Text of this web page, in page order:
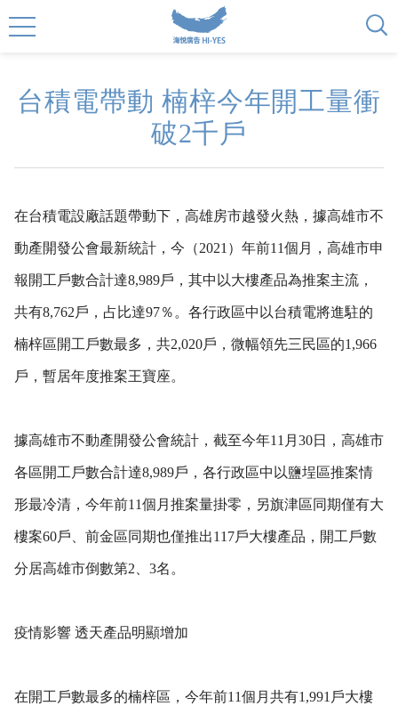
台積電帶動 楠梓今年開工量衝
破2千戶
在台積電設廠話題帶動下，高雄房市越發火熱，據高雄市不
動產開發公會最新統計，今（2021）年前11個月，高雄市申
報開工戶數合計達8,989戶，其中以大樓產品為推案主流，
共有8,762戶，占比達97％。各行政區中以台積電將進駐的
楠梓區開工戶數最多，共2,020戶，微幅領先三民區的1,966
戶，暫居年度推案王寶座。
據高雄市不動產開發公會統計，截至今年11月30日，高雄市
各區開工戶數合計達8,989戶，各行政區中以鹽埕區推案情
形最冷清，今年前11個月推案量掛零，另旗津區同期僅有大
樓案60戶、前金區同期也僅推出117戶大樓產品，開工戶數
分居高雄市倒數第2、3名。
疫情影響 透天產品明顯增加
在開工戶數最多的楠梓區，今年前11個月共有1,991戶大樓